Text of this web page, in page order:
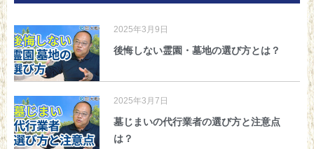
後悔しない霊園・墓地の選び方とは？
2025年3月9日
墓じまいの代行業者の選び方と注意点
は？
2025年3月7日